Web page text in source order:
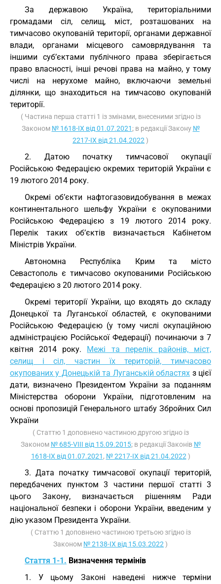
За державою Україна, територіальними
громадами сіл, селищ, міст, розташованих на
тимчасово окупованій території, органами державної
влади, органами місцевого самоврядування та
іншими суб’єктами публічного права зберігається
право власності, інші речові права на майно, у тому
числі на нерухоме майно, включаючи земельні
ділянки, що знаходиться на тимчасово окупованій
території.
( Частина перша статті 1 із змінами, внесеними згідно із
Законом № 1618-IX від 01.07.2021 ; в редакції Закону №
2217-IX від 21.04.2022 )
2. Датою початку тимчасової окупації
Російською Федерацією окремих територій України є
19 лютого 2014 року.
Окремі об’єкти нафтогазовидобування в межах
континентального шельфу України є окупованими
Російською Федерацією з 19 лютого 2014 року.
Перелік таких об’єктів визначається Кабінетом
Міністрів України.
Автономна Республіка Крим та місто
Севастополь є тимчасово окупованими Російською
Федерацією з 20 лютого 2014 року.
Окремі території України, що входять до складу
Донецької та Луганської областей, є окупованими
Російською Федерацією (у тому числі окупаційною
адміністрацією Російської Федерації) починаючи з 7
квітня 2014 року. Межі та перелік районів, міст,
селищ і сіл, частин їх територій, тимчасово
окупованих у Донецькій та Луганській областях з цієї
дати, визначено Президентом України за поданням
Міністерства оборони України, підготовленим на
основі пропозицій Генерального штабу Збройних Сил
України
( Статтю 1 доповнено частиною другою згідно із
Законом № 685-VIII від 15.09.2015; в редакції Законів №
1618-IX від 01.07.2021 , № 2217-IX від 21.04.2022 )
3. Дата початку тимчасової окупації територій,
передбачених пунктом 3 частини першої статті 3
цього Закону, визначається рішенням Ради
національної безпеки і оборони України, введеним у
дію указом Президента України.
( Статтю 1 доповнено частиною третьою згідно із
Законом № 2138-IX від 15.03.2022 )
Стаття 1-1. Визначення термінів
1. У цьому Законі наведені нижче терміни